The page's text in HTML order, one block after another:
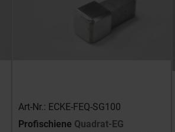
Art-Nr.: ECKE-FEQ-SG100
Profischiene Quadrat-EG